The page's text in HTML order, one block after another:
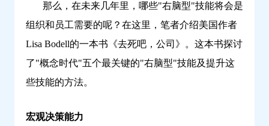
那么，在未来几年里，哪些"右脑型"技能将会是
组织和员工需要的呢？在这里，笔者介绍美国作者
Lisa Bodell的一本书《去死吧，公司》。这本书探讨
了"概念时代"五个最关键的"右脑型"技能及提升这
些技能的方法。
宏观决策能力